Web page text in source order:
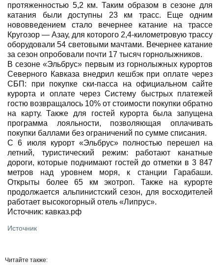
протяженностью 5,2 км. Таким образом в сезоне для
катания были доступны 23 км трасс. Еще одним
нововведением стало вечернее катание на трассе
Кругозор — Азау, для которого 2,4-километровую трассу
оборудовали 54 световыми мачтами. Вечернее катание
за сезон опробовали почти 17 тысяч горнолыжников.
В сезоне «Эльбрус» первым из горнолыжных курортов
Северного Кавказа внедрил кешбэк при оплате через
СБП: при покупке ски-пасса на официальном сайте
курорта и оплате через Систему быстрых платежей
гостю возвращалось 10% от стоимости покупки обратно
на карту. Также для гостей курорта была запущена
программа лояльности, позволяющая оплачивать
покупки баллами без ограничений по сумме списания.
С 6 июля курорт «Эльбрус» полностью перешел на
летний, туристический режим: работают канатные
дороги, которые поднимают гостей до отметки в 3 847
метров над уровнем моря, к станции Гарабаши.
Открыты более 65 км экотроп. Также на курорте
продолжается альпинистский сезон, для восходителей
работает высокогорный отель «Липрус».
Источник: кавказ.рф
Источник
Читайте также: